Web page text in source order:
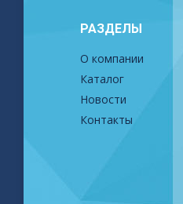
РАЗДЕЛЫ
О компании
Каталог
Новости
Контакты